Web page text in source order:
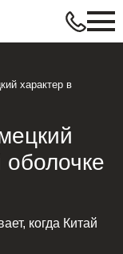
характер в
оболочке
когда Китай